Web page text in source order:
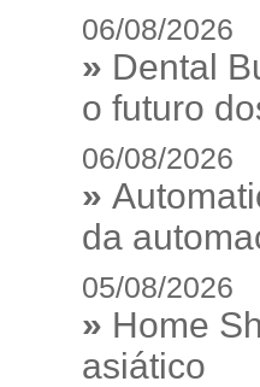
06/08/2026
» Dental
o futuro
06/08/2026
»
da
05/08/2026
» Home
asiático